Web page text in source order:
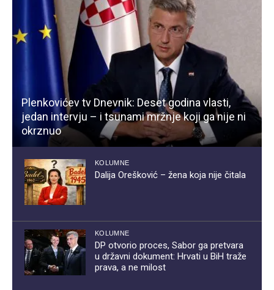
Plenkovićev tv Dnevnik: Deset godina vlasti,
jedan intervju – i tsunami mržnje koji ga nije ni
okrznuo
KOLUMNE
Dalija Orešković – žena koja nije čitala
KOLUMNE
DP otvorio proces, Sabor ga pretvara
u državni dokument: Hrvati u BiH traže
prava, a ne milost